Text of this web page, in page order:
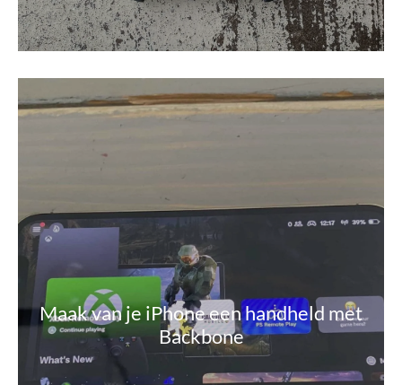
Maak van je iPhone een handheld met
Backbone